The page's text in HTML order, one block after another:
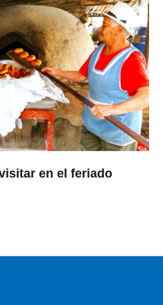
en el feriado